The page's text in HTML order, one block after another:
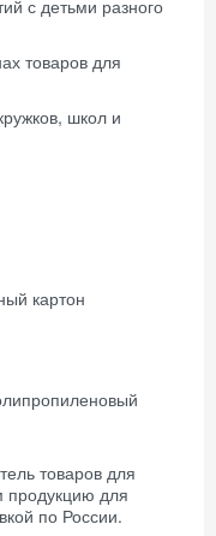
с детьми разного
товаров для
школ и
картон
товаров для
продукцию для
по России.